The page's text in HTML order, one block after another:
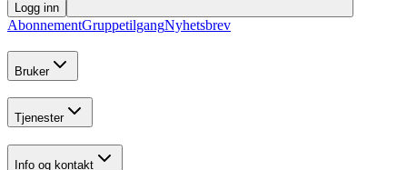
Logg inn
AbonnementGruppetilgangNyhetsbrev
Bruker
Tjenester
Info og kontakt